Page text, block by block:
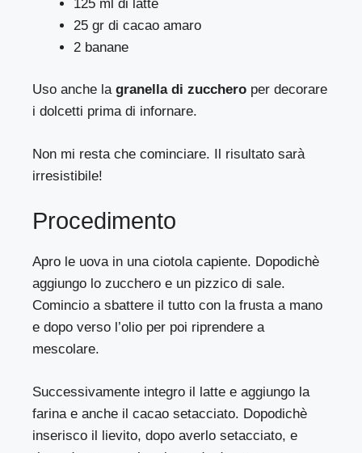
125 ml di latte
25 gr di cacao amaro
2 banane
Uso anche lagranella di zucchero per decorare
i dolcetti prima di infornare.
Non mi resta che cominciare. Il risultato sarà
irresistibile!
Procedimento
Apro le uova in una ciotola capiente. Dopodichè
aggiungo lo zucchero e un pizzico di sale.
Comincio a sbattere il tutto con la frusta a mano
e dopo verso l’olio per poi riprendere a
mescolare.
Successivamente integro il latte e aggiungo la
farina e anche il cacao setacciato. Dopodichè
inserisco il lievito, dopo averlo setacciato, e